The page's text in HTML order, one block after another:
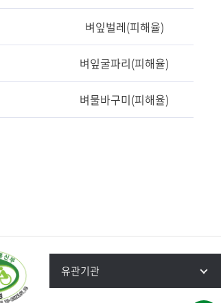
벼잎벌레(피해율)
벼잎굴파리(피해율)
벼물바구미(피해율)
유관기관